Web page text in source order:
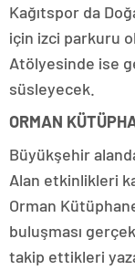
Kağıtspor da
için izci parkuru
Atölyesinde ise
süsleyecek.
ORMAN
Büyükşehir
Alan etkinlikleri
Orman
buluşması
takip ettikleri